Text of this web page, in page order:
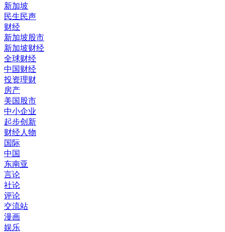
新加坡
民生民声
财经
新加坡股市
新加坡财经
全球财经
中国财经
投资理财
房产
美国股市
中小企业
起步创新
财经人物
国际
中国
东南亚
言论
社论
评论
交流站
漫画
娱乐